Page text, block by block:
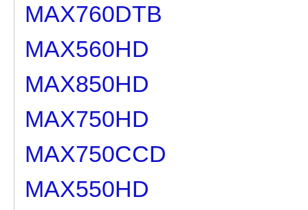
MAX760DTB
MAX560HD
MAX850HD
MAX750HD
MAX750CCD
MAX550HD